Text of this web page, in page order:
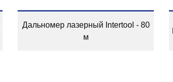
Дальномер лазерный Intertool - 80
м